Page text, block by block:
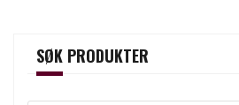
SØK PRODUKTER